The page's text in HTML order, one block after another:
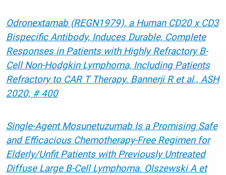
Odronextamab (REGN1979), a Human CD20 x CD3
Bispecific Antibody, Induces Durable, Complete
Responses in Patients with Highly Refractory B-
Cell Non-Hodgkin Lymphoma, Including Patients
Refractory to CAR T Therapy. Bannerji R et al., ASH
2020, # 400
Single-Agent Mosunetuzumab Is a Promising Safe
and Efficacious Chemotherapy-Free Regimen for
Elderly/Unfit Patients with Previously Untreated
Diffuse Large B‑Cell Lymphoma. Olszewski A et